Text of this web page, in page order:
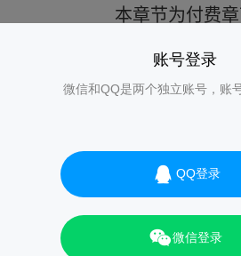
账号登录
微信和QQ是两个独立账号，账
QQ登录
微信登录